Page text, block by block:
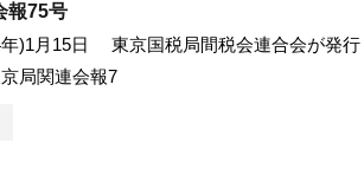
報75号
年)1月15日 東京国税局間税会連合会が発行
局関連会報7